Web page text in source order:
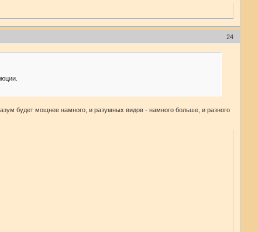
24
будет мощнее намного, и разумных видов - намного больше, и разного